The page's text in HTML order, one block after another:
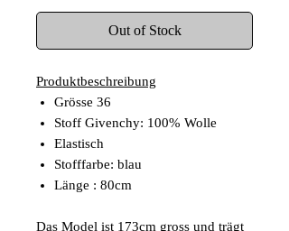
Out of Stock
Produktbeschreibung
Grösse 36
Stoff Givenchy: 100% Wolle
Elastisch
Stofffarbe: blau
Länge : 80cm
Das Model ist 173cm gross und trägt